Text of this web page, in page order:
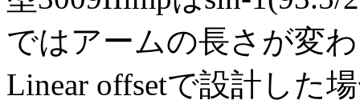
ではアームの長さが変
Linear offsetで設計した